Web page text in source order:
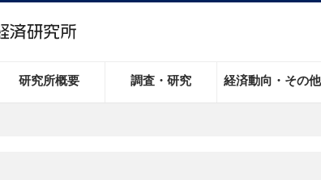
研究所概要 調査・研究 経済動向・その他